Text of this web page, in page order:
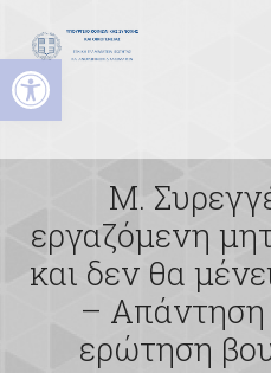
Ανοίξτε τη γραμμή εργαλείων
Μ.
εργαζόμενη
και δεν θα
– Απάντηση
ερώτηση